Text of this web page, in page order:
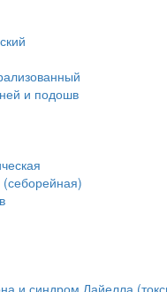
и подошв
(себорейная)
и синдром Лайелла